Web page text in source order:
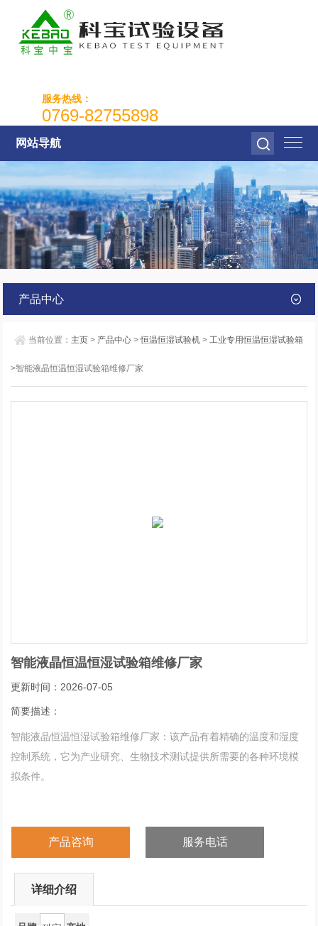
服务热线：
0769-82755898
网站导航
产品中心
当前位置： 主页 > 产品中心 >恒温恒湿试验机 > 工业专用恒温恒湿试验箱
>智能液晶恒温恒湿试验箱维修厂家
智能液晶恒温恒湿试验箱维修厂家
更新时间：2026-07-05
简要描述：
智能液晶恒温恒湿试验箱维修厂家：该产品有着精确的温度和湿度
控制系统，它为产业研究、生物技术测试提供所需要的各种环境模
拟条件。
产品咨询 服务电话
详细介绍